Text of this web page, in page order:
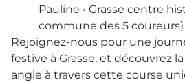
Pauline • Grasse centre
commune des 5 coureurs)
Rejoignez-nous pour une
festive à Grasse, et découvrez
angle à travers cette course